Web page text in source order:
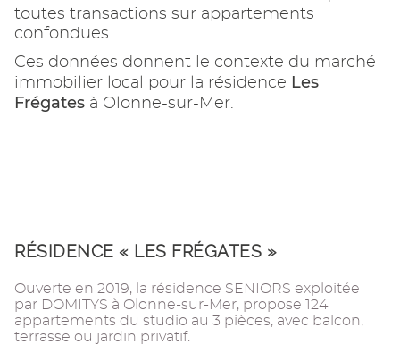
toutes transactions sur appartements
confondues.
Ces données donnent le contexte du marché
immobilier local pour la résidence Les
Frégates à Olonne-sur-Mer.
RÉSIDENCE « LES FRÉGATES »
Ouverte en 2019, la résidence SENIORS exploitée
par DOMITYS à Olonne-sur-Mer, propose 124
appartements du studio au 3 pièces, avec balcon,
terrasse ou jardin privatif.